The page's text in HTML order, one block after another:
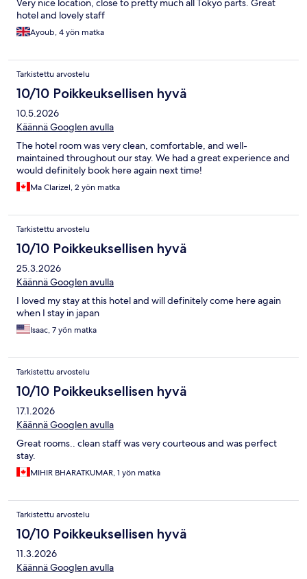
Very nice location, close to pretty much all Tokyo parts. Great
hotel and lovely staff
Ayoub, 4 yön matka
Tarkistettu arvostelu
10/10 Poikkeuksellisen hyvä
10.5.2026
Käännä Googlen avulla
The hotel room was very clean, comfortable, and well-
maintained throughout our stay. We had a great experience and
would definitely book here again next time!
Ma Clarizel, 2 yön matka
Tarkistettu arvostelu
10/10 Poikkeuksellisen hyvä
25.3.2026
Käännä Googlen avulla
I loved my stay at this hotel and will definitely come here again
when I stay in japan
Isaac, 7 yön matka
Tarkistettu arvostelu
10/10 Poikkeuksellisen hyvä
17.1.2026
Käännä Googlen avulla
Great rooms.. clean staff was very courteous and was perfect
stay.
MIHIR BHARATKUMAR, 1 yön matka
Tarkistettu arvostelu
10/10 Poikkeuksellisen hyvä
11.3.2026
Käännä Googlen avulla